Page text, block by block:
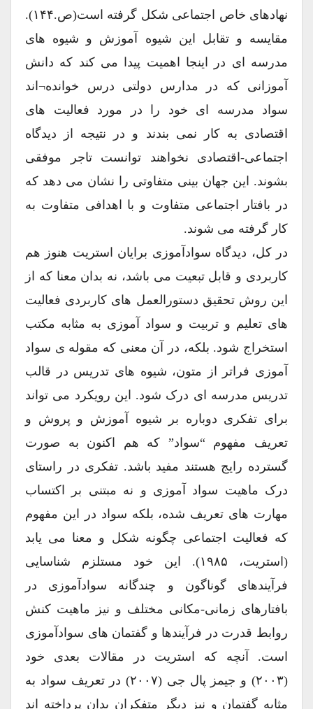
نهادهای خاص اجتماعی شکل گرفته است(ص.۱۴۴).
مقایسه و تقابل این شیوه آموزش و شیوه های
مدرسه ای در اینجا اهمیت پیدا می کند که دانش
آموزانی که در مدارس دولتی درس خوانده¬اند
سواد مدرسه ای خود را در مورد فعالیت های
اقتصادی به کار نمی بندند و در نتیجه از دیدگاه
اجتماعی-اقتصادی نخواهند توانست تاجر موفقی
بشوند. این جهان بینی متفاوتی را نشان می دهد که
در بافتار اجتماعی متفاوت و با اهدافی متفاوت به
کار گرفته می شوند.
در کل، دیدگاه سوادآموزی برایان استریت هنوز هم
کاربردی و قابل تبعیت می باشد، نه بدان معنا که از
این روش تحقیق دستورالعمل های کاربردی فعالیت
های تعلیم و تربیت و سواد آموزی به مثابه مکتب
استخراج شود. بلکه، در آن معنی که مقوله ی سواد
آموزی فراتر از متون، شیوه های تدریس در قالب
تدریس مدرسه ای درک شود. این رویکرد می تواند
برای تفکری دوباره بر شیوه آموزش و پروش و
تعریف مفهوم “سواد” که هم اکنون به صورت
گسترده رایج هستند مفید باشد. تفکری در راستای
درک ماهیت سواد آموزی و نه مبتنی بر اکتساب
مهارت های تعریف شده، بلکه سواد در این مفهوم
که فعالیت اجتماعی چگونه شکل و معنا می یابد
(استریت، ۱۹۸۵). این خود مستلزم شناسایی
فرآیندهای گوناگون و چندگانه سوادآموزی در
بافتارهای زمانی-مکانی مختلف و نیز ماهیت کنش
روابط قدرت در فرآیندها و گفتمان های سوادآموزی
است. آنچه که استریت در مقالات بعدی خود
(۲۰۰۳) و جیمز پال جی (۲۰۰۷) در تعریف سواد به
مثابه گفتمان و نیز دیگر متفکران بدان پرداخته اند